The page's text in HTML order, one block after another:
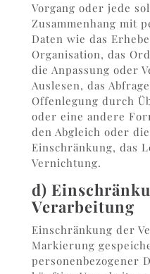
Vorgang oder jede
Zusammenhang mit
Daten wie das
Organisation, das
die Anpassung oder
Auslesen, das
Offenlegung durch
oder eine andere
den Abgleich oder
Einschränkung, das
Vernichtung.
d)
Verarbeitung
Einschränkung der
Markierung
personenbezogener